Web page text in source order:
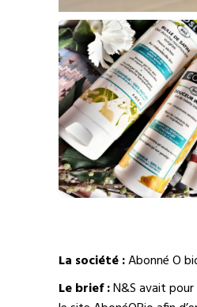
La société :Abonné O
Le brief :N&S avait